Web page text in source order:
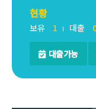
현황
보유 1 대출 0
대출가능